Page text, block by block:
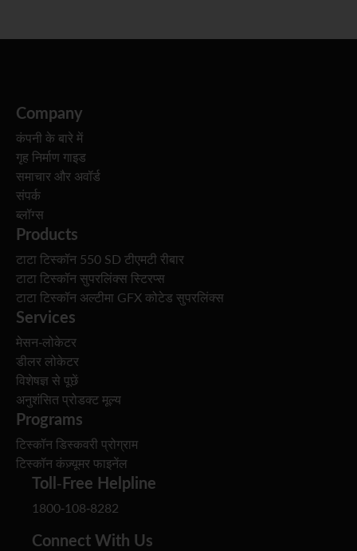
Company
कंपनी के बारे में
गृह निर्माण गाइड
समाचार और अवॉर्ड
संपर्क
ब्लॉग्स
Products
टाटा टिस्कॉन 550 SD टीएमटी रीबार
टाटा टिस्कॉन सुपरलिंक्स स्टिरप्स
टाटा टिस्कॉन अल्टीमा GFX कोटेड सुपरलिंक्स
Services
मेसन-लोकेटर
डीलर लोकेटर
विशेषज्ञ से पूछें
अनुशंसित प्रोडक्ट मूल्य
Programs
टिस्कॉन डिस्कवरी प्रोग्राम
टिस्कॉन कंज़्यूमर फाइनेंल
Toll-Free Helpline
1800-108-8282
Connect With Us